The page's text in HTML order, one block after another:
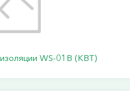
WS-01B (КВТ)